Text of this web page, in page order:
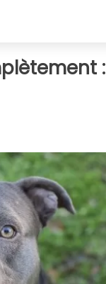
: